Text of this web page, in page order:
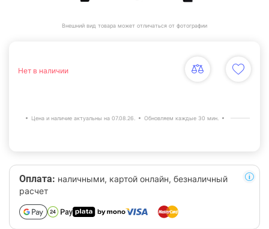
Внешний вид товара может отличаться от фотографии
Нет в наличии
Цена и наличие актуальны на 07.08.26. Обновляем каждые 30 мин.
Оплата: наличными, картой онлайн, безналичный
расчет